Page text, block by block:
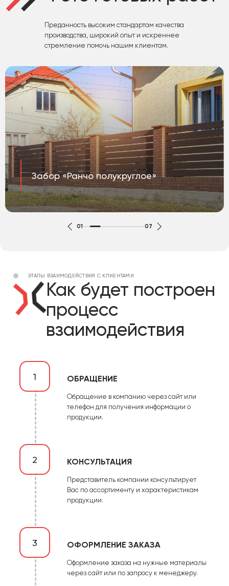
Преданность высоким стандартам качества
производства, широкий опыт и искреннее
стремление помочь нашим клиентам.
Забор «Ранчо полукруглое»
01 07
ЭТАПЫ ВЗАИМОДЕЙСТВИЯ С КЛИЕНТАМИ
Как будет построен
процесс
взаимодействия
1 ОБРАЩЕНИЕ
Обращение в компанию через сайт или
телефон для получения информации о
продукции.
2 КОНСУЛЬТАЦИЯ
Представитель компании консультирует
Вас по ассортименту и характеристикам
продукции.
3 ОФОРМЛЕНИЕ ЗАКАЗА
Оформление заказа на нужные материалы
через сайт или по запросу к менеджеру.